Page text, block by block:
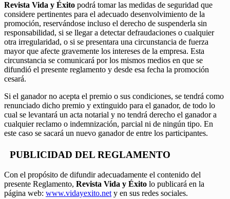
Revista Vida y Éxito podrá tomar las medidas de seguridad que
considere pertinentes para el adecuado desenvolvimiento de la
promoción, reservándose incluso el derecho de suspenderla sin
responsabilidad, si se llegar a detectar defraudaciones o cualquier
otra irregularidad, o si se presentara una circunstancia de fuerza
mayor que afecte gravemente los intereses de la empresa. Esta
circunstancia se comunicará por los mismos medios en que se
difundió el presente reglamento y desde esa fecha la promoción
cesará.
Si el ganador no acepta el premio o sus condiciones, se tendrá como
renunciado dicho premio y extinguido para el ganador, de todo lo
cual se levantará un acta notarial y no tendrá derecho el ganador a
cualquier reclamo o indemnización, parcial ni de ningún tipo. En
este caso se sacará un nuevo ganador de entre los participantes.
PUBLICIDAD DEL REGLAMENTO
Con el propósito de difundir adecuadamente el contenido del
presente Reglamento, Revista Vida y Éxito lo publicará en la
página web: www.vidayexito.net y en sus redes sociales.